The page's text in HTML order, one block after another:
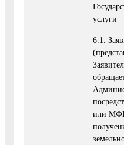
услуги
6.1.
или